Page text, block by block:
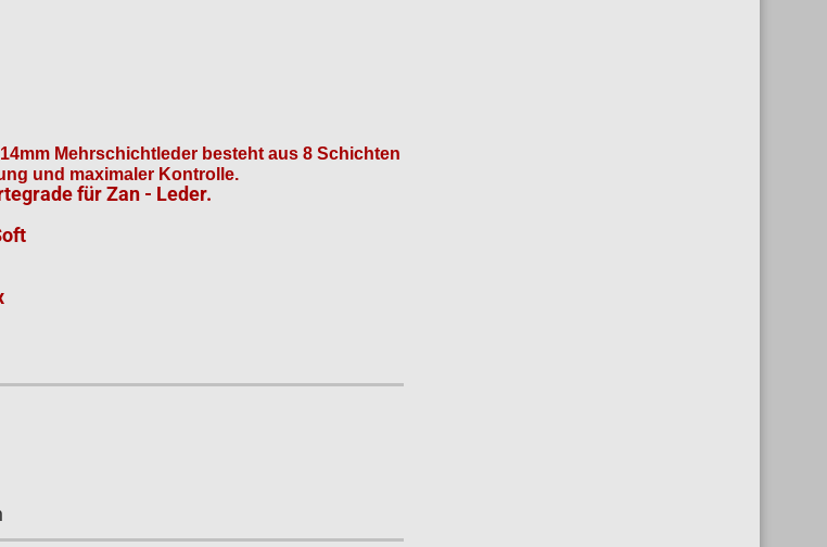
Mehrschichtleder besteht aus 8 Schichten
und maximaler Kontrolle.
für Zan - Leder.